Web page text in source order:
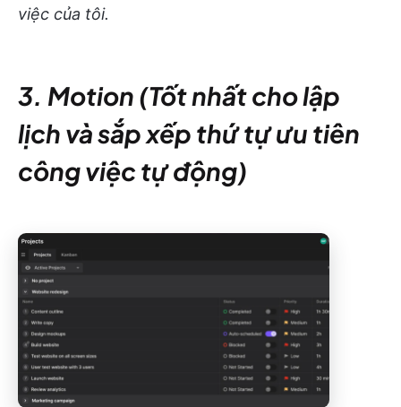
việc của tôi.
3. Motion (Tốt nhất cho lập
lịch và sắp xếp thứ tự ưu tiên
công việc tự động)